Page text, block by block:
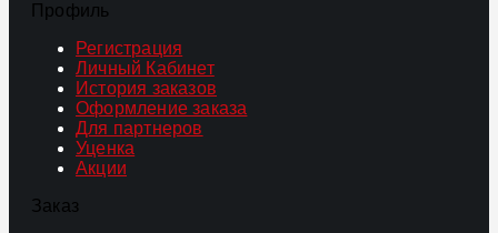
Профиль
Регистрация
Личный Кабинет
История заказов
Оформление заказа
Для партнеров
Уценка
Акции
Заказ